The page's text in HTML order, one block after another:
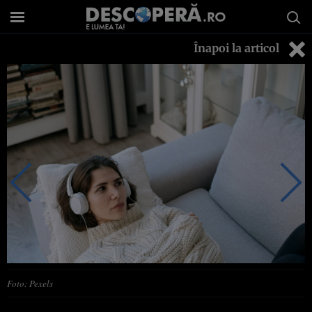
Înapoi la articol
Foto: Pexels